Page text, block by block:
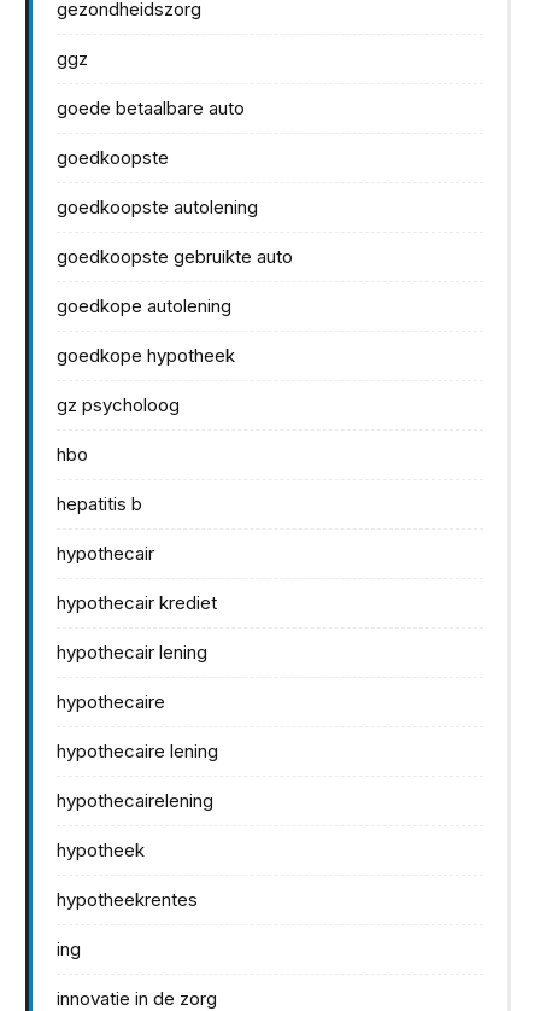
gezondheidszorg
ggz
goede betaalbare auto
goedkoopste
goedkoopste autolening
goedkoopste gebruikte auto
goedkope autolening
goedkope hypotheek
gz psycholoog
hbo
hepatitis b
hypothecair
hypothecair krediet
hypothecair lening
hypothecaire
hypothecaire lening
hypothecairelening
hypotheek
hypotheekrentes
ing
innovatie in de zorg